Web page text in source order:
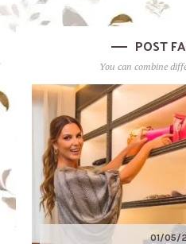
POST
You can combine
01/05/